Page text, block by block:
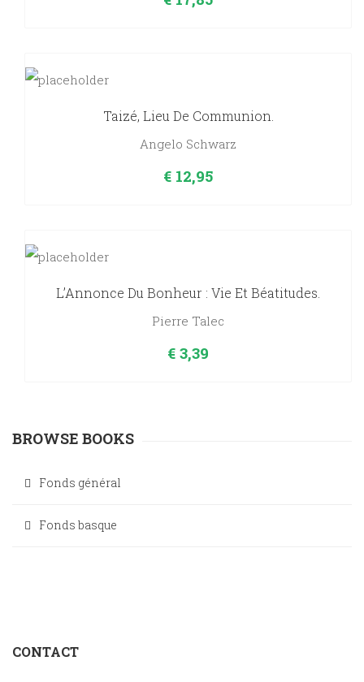
Taizé, Lieu De Communion.
Angelo Schwarz
€ 12,95
L’Annonce Du Bonheur : Vie Et Béatitudes.
Pierre Talec
€ 3,39
BROWSE BOOKS
Fonds général
Fonds basque
CONTACT